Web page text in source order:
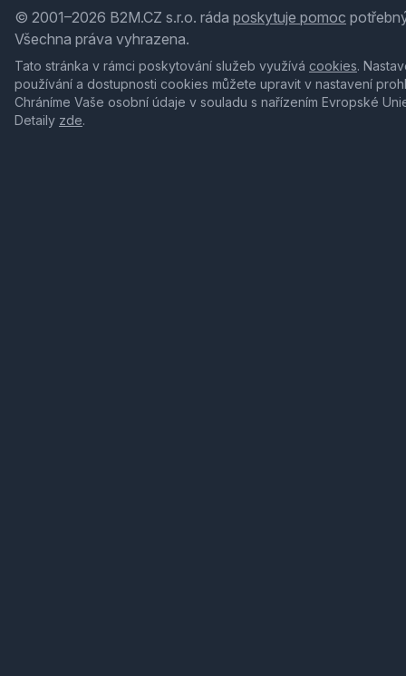
© 2001–2026 B2M.CZ s.r.o. ráda poskytuje pomoc
Všechna práva vyhrazena.
Tato stránka v rámci poskytování služeb využívá cookies.
používání a dostupnosti cookies můžete upravit v nastavení
Chráníme Vaše osobní údaje v souladu s nařízením Evropské
Detaily zde.